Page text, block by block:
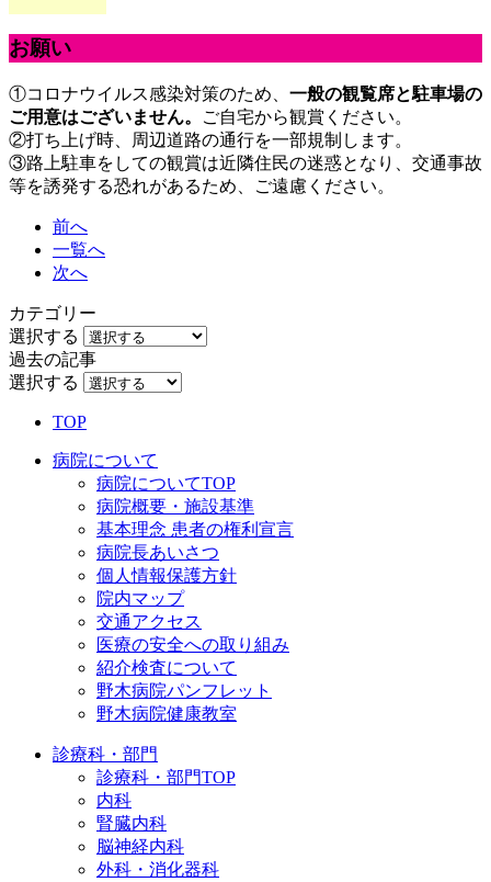
お願い
①コロナウイルス感染対策のため、 一般の観覧席と駐車場の
ご用意はございません。
ご自宅から観賞ください。
②打ち上げ時、周辺道路の通行を一部規制します。
③路上駐車をしての観賞は近隣住民の迷惑となり、交通事故
等を誘発する恐れがあるため、ご遠慮ください。
前へ
一覧へ
次へ
カテゴリー
選択する
過去の記事
選択する
TOP
病院について
病院についてTOP
病院概要・施設基準
基本理念 患者の権利宣言
病院長あいさつ
個人情報保護方針
院内マップ
交通アクセス
医療の安全への取り組み
紹介検査について
野木病院パンフレット
野木病院健康教室
診療科・部門
診療科・部門TOP
内科
腎臓内科
脳神経内科
外科・消化器科